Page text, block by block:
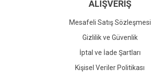
ALIŞVERİŞ
Mesafeli Satış Sözleşmesi
Gizlilik ve Güvenlik
İptal ve İade Şartları
Kişisel Veriler Politikası